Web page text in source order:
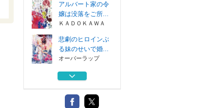
アルバート家の令
嬢は没落をご所...
ＫＡＤＯＫＡＷＡ
悲劇のヒロインぶ
る妹のせいで婚...
オーバーラップ
旦那様は妻の私よ
アルファポリス